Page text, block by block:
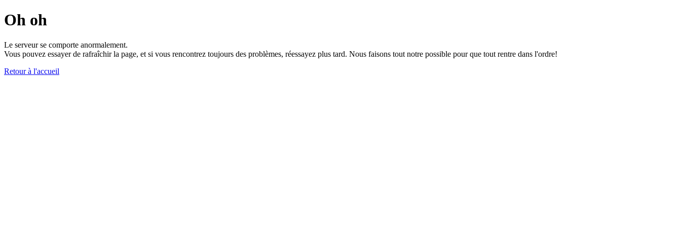
Oh oh
Le serveur se comporte anormalement.
Vous pouvez essayer de rafraîchir la page, et si vous rencontrez toujours des problèmes, réessayez plus tard. Nous faisons tout notre possible pour que tout rentre dans l'ordre!
Retour à l'accueil